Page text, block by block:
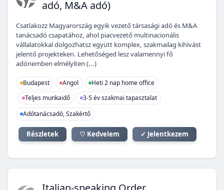
adó, M&A adó)
Csatlakozz Magyarország egyik vezető társasági adó és M&A
tanácsadó csapatához, ahol piacvezető multinacionális
vállalatokkal dolgozhatsz együtt komplex, szakmailag kihívást
jelentő projekteken. Lehetőséged lesz valamennyi fő
adónemben elmélyíten (...)
Budapest Angol
Heti 2 nap home office
Teljes munkaidő
3-5 év szakmai tapasztalat
Adótanácsadó, Szakértő
Részletek ♡ Kedvelem ✓ Jelentkezem